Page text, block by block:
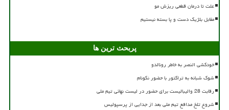
علت تا درمان قطعی ریزش مو
مقابل بلژیک دست و پا بسته نیستیم
پربحث ترین ها
خودکشی النصر به خاطر رونالدو
شوک شبانه به تراکتور با حضور نکونام
رقابت 28 والیبالیست برای حضور در لیست نهائی تیم ملی
شروع تلخ مدافع تیم ملی بعد از جدایی از پرسپولیس